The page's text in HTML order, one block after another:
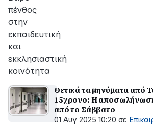
πένθος
στην
εκπαιδευτική
και
εκκλησιαστική
κοινότητα
Θετικά τα μηνύματα από
15χρονο: Η αποσωλήνωσή
από το Σάββατο
01 Αυγ 2025 10:20 σε